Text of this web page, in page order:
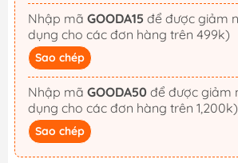
Nhập mã GOODA15
dụng cho các đơn hàng trên 499k)
Sao chép
Nhập mã GOODA50
dụng cho các đơn hàng trên 1,200k)
Sao chép